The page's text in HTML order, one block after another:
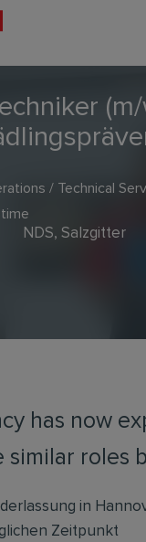
/ Technical
time
NDS, Salzgitter
has now
similar roles
in
Zeitpunkt